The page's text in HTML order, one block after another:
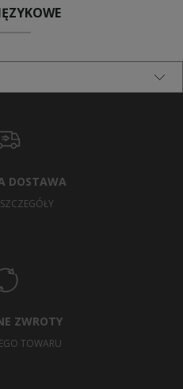
DOSTAWA
ZWROTY
TOWARU